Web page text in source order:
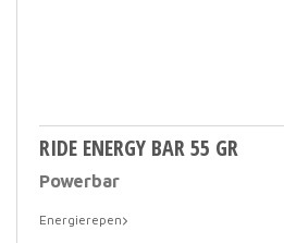
RIDE ENERGY BAR 55 GR
Powerbar
Energierepen